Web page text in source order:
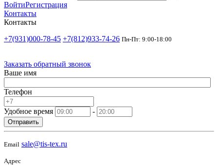
ВойтиРегистрация
Контакты
Контакты
+7(931)000-78-45 +7(812)933-74-26 Пн-Пт: 9:00-18:00
Заказать обратный звонок
Ваше имя
Телефон
Удобное время -
Отправить
Email sale@tis-tex.ru
Адрес